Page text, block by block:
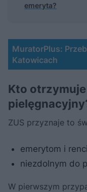
emeryta?
MuratorPlus:
Katowicach
Kto
ZUS przyznaje to
emerytom i
niezdolnym do
W pierwszym